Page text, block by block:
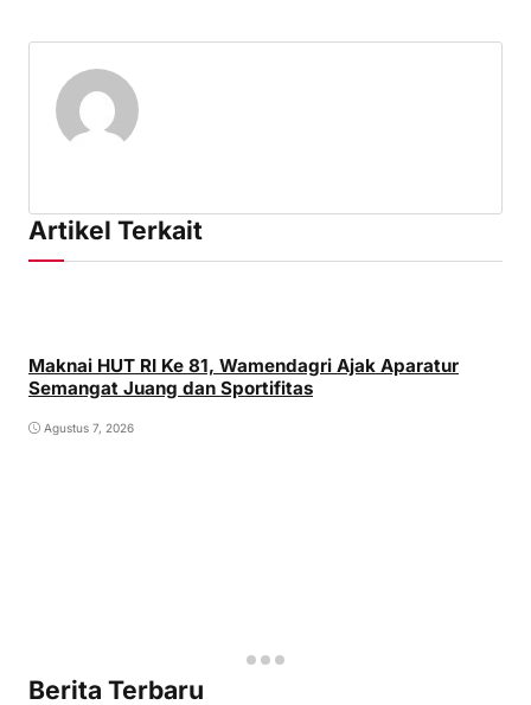
Artikel Terkait
Maknai HUT RI Ke 81, Wamendagri Ajak Aparatur
Semangat Juang dan Sportifitas
Agustus 7, 2026
Berita Terbaru